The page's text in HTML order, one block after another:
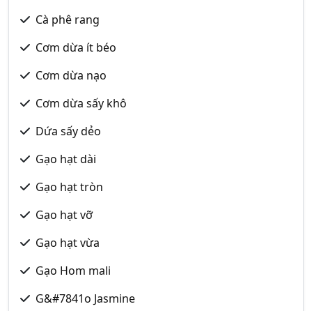
Cà phê rang
Cơm dừa ít béo
Cơm dừa nạo
Cơm dừa sấy khô
Dứa sấy dẻo
Gạo hạt dài
Gạo hạt tròn
Gạo hạt vỡ
Gạo hạt vừa
Gạo Hom mali
G&#7841o Jasmine